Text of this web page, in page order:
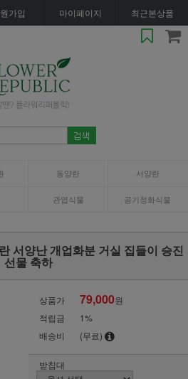
가입 마이페이지 최근본상품
동양란 서양란
관엽식물 공기정화식물
서양난 개업화분 거실 집들이 승진
선물 축하
상품가 79,000원
적립금
1%
배송비
(무료)
받침대